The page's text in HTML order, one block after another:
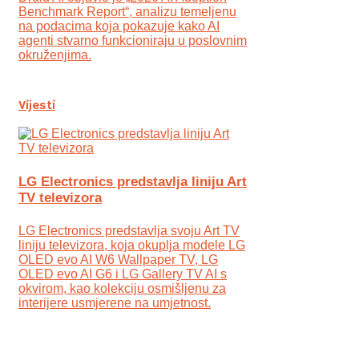
Benchmark Report“, analizu temeljenu
na podacima koja pokazuje kako AI
agenti stvarno funkcioniraju u poslovnim
okruženjima.
Vijesti
LG Electronics predstavlja liniju Art
TV televizora
LG Electronics predstavlja svoju Art TV
liniju televizora, koja okuplja modele LG
OLED evo AI W6 Wallpaper TV, LG
OLED evo AI G6 i LG Gallery TV AI s
okvirom, kao kolekciju osmišljenu za
interijere usmjerene na umjetnost.